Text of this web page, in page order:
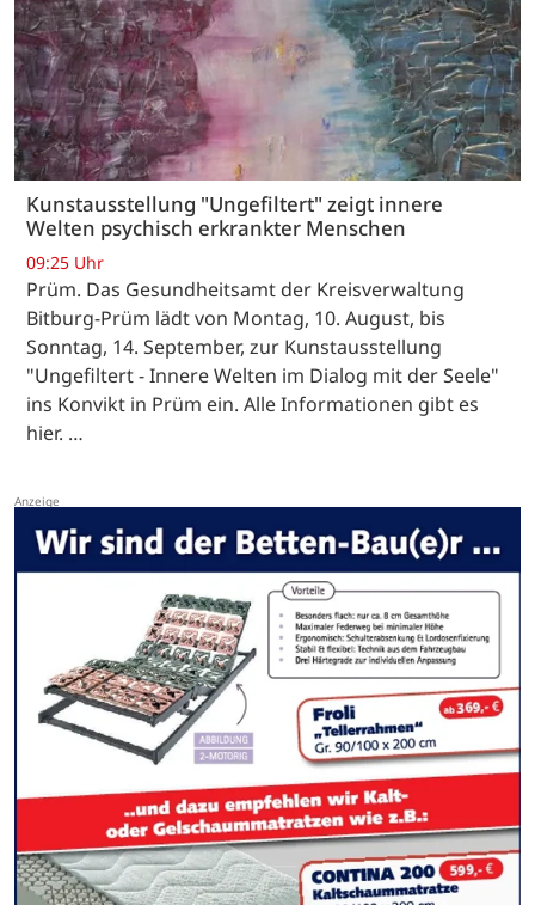
Kunstausstellung "Ungefiltert" zeigt innere
Welten psychisch erkrankter Menschen
09:25 Uhr
Prüm. Das Gesundheitsamt der Kreisverwaltung
Bitburg-Prüm lädt von Montag, 10. August, bis
Sonntag, 14. September, zur Kunstausstellung
"Ungefiltert - Innere Welten im Dialog mit der Seele"
ins Konvikt in Prüm ein. Alle Informationen gibt es
hier. …